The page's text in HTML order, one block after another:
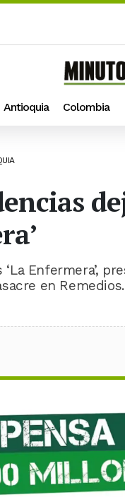
Antioquia Colombia
Enfermera’,
en Remedios.